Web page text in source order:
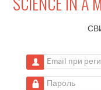
Email при
Пароль